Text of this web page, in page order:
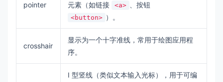
pointer
元素（如链接
<a> 、按钮
<button> ）。
crosshair
显示为一个十字准线，常用于绘图应用程
序。
I 型竖线（类似文本输入光标），用于可编